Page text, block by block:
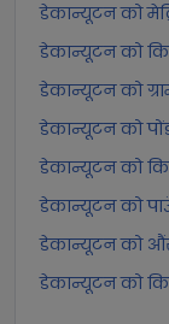
डेकान्यूटन को
डेकान्यूटन को
डेकान्यूटन को
डेकान्यूटन को
डेकान्यूटन को
डेकान्यूटन को
डेकान्यूटन को
डेकान्यूटन को